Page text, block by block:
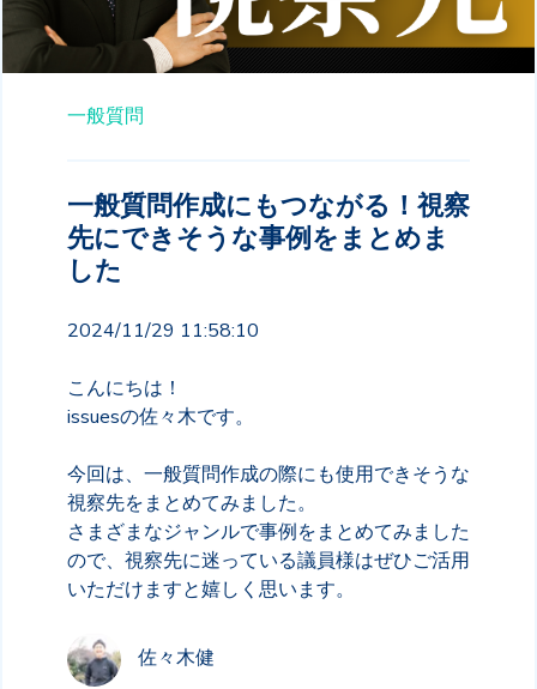
一般質問
一般質問作成にもつながる！視察
先にできそうな事例をまとめま
した
2024/11/29 11:58:10
こんにちは！
issuesの佐々木です。
今回は、一般質問作成の際にも使用できそうな
視察先をまとめてみました。
さまざまなジャンルで事例をまとめてみました
ので、視察先に迷っている議員様はぜひご活用
いただけますと嬉しく思います。
佐々木健